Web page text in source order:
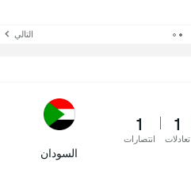
التالي
1
تعادلات
1
انتصارات
السودان